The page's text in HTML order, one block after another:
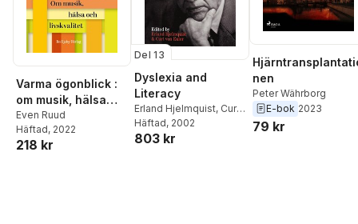
Varma ögonblick :
om musik, hälsa
och livskvalitet
Even Ruud
Häftad, 2022
218 kr
Del 13
Dyslexia and
Literacy
Erland Hjelmquist, Curt
von Euler
Häftad, 2002
803 kr
nen
Peter Währborg
E-bok 2023
79 kr